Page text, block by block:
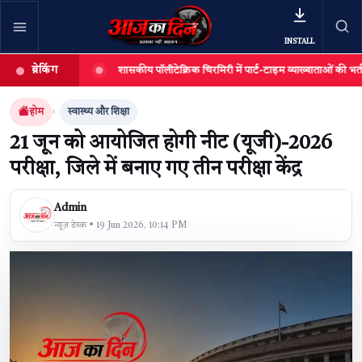
INSTALL
खबर खोजें
खोजें
ब्रेकिंग शासकीय पॉलीटेक्निक चिरमिरी में पार्ट-टाइम व्याख्याताओं की भर्ती, 12
होम स्वास्थ्य और शिक्षा
21 जून को आयोजित होगी नीट (यूजी)-2026
परीक्षा, जिले में बनाए गए तीन परीक्षा केंद्र
Admin
न्यूज़ डेस्क • 19 Jun 2026, 10:14 PM